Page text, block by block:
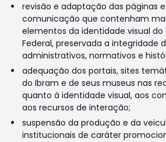
revisão e adaptação das páginas
comunicação que contenham
elementos da identidade visual do
Federal, preservada a integridade
administrativos, normativos e
adequação dos portais, sites
do Ibram e de seus museus nas
quanto à identidade visual, aos
aos recursos de interação;
suspensão da produção e da
institucionais de caráter